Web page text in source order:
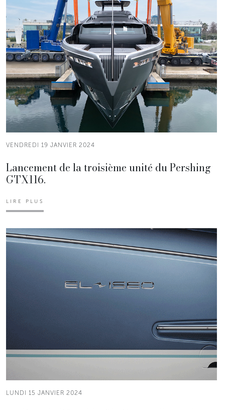
VENDREDI 19 JANVIER 2024
Lancement de la troisième unité du Pershing
GTX116.
LIRE PLUS
LUNDI 15 JANVIER 2024